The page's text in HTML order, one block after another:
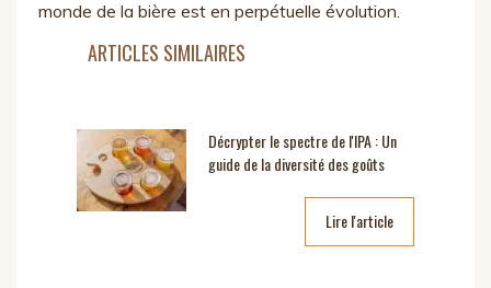
monde de la bière est en perpétuelle évolution.
ARTICLES SIMILAIRES
Décrypter le spectre de l'IPA : Un
guide de la diversité des goûts
Lire l'article